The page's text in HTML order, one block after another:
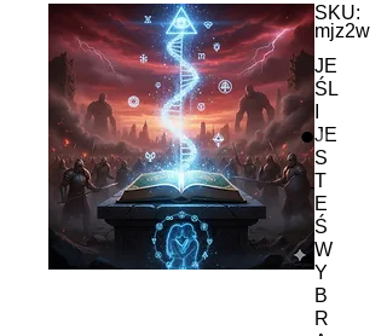
SKU:
mjz2w
JE
ŚL
JE
S
T
E
Ś
W
Y
B
R